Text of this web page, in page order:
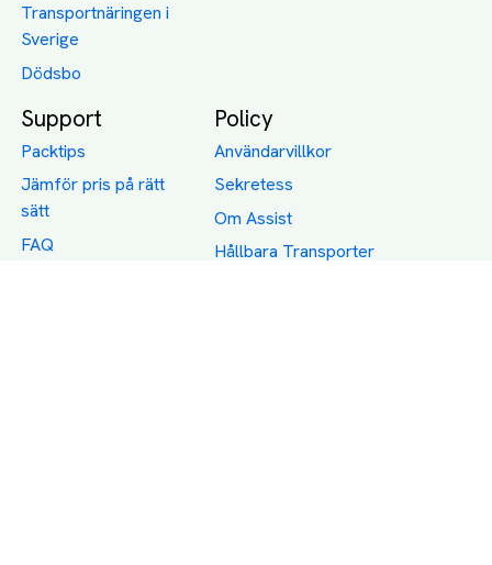
Transportnäringen i
Sverige
Dödsbo
Support
Packtips
Jämför pris på rätt
sätt
FAQ
Policy
Användarvillkor
Sekretess
Om Assist
Hållbara Transporter